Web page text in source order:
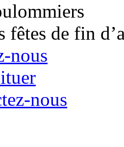
fêtes de fin
nous
nous